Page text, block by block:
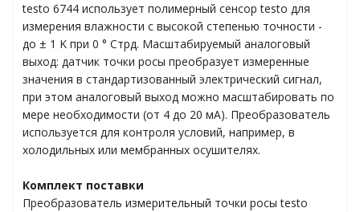
материалов
давления
testo 6744 использует полимерный сенсор testo для
измерения влажности с высокой степенью точности -
до ± 1 K при 0 ° Cтрд. Масштабируемый аналоговый
выход: датчик точки росы преобразует измеренные
значения в стандартизованный электрический сигнал,
при этом аналоговый выход можно масштабировать по
мере необходимости (от 4 до 20 мА). Преобразователь
используется для контроля условий, например, в
холодильных или мембранных осушителях.
Комплект поставки
Преобразователь измерительный точки росы testo